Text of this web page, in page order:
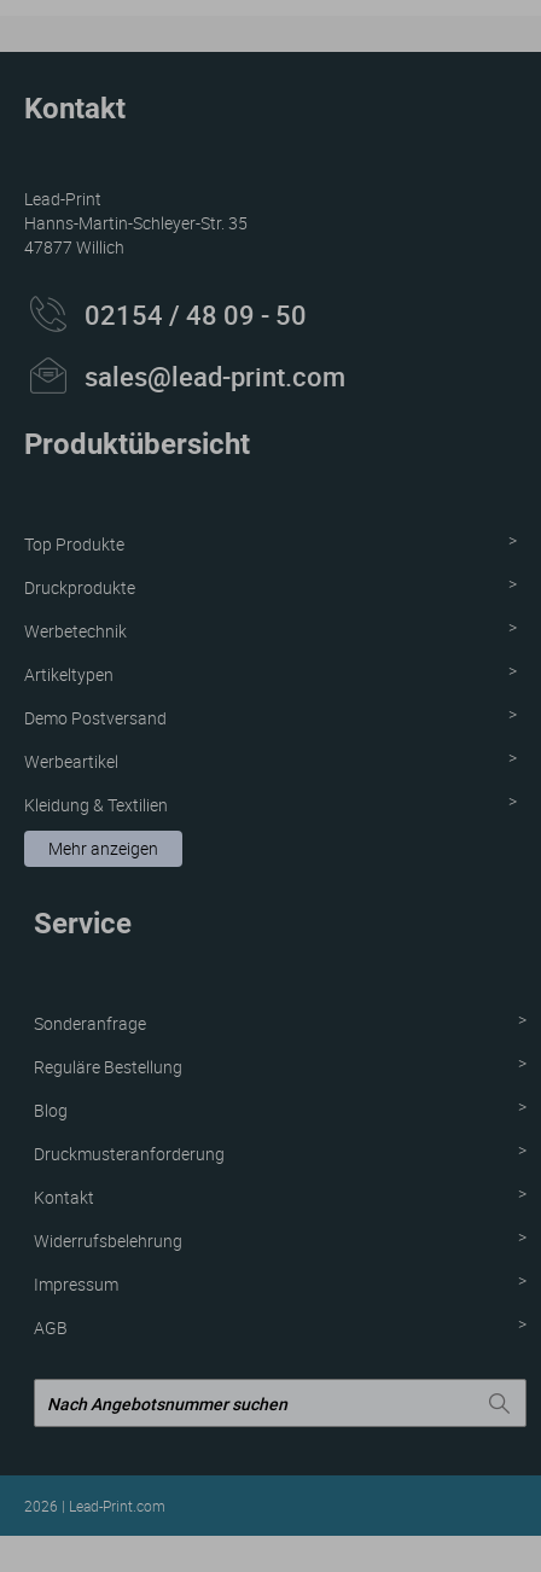
Kontakt
Lead-Print
Hanns-Martin-Schleyer-Str. 35
47877 Willich
02154 / 48 09 - 50
sales@lead-print.com
Produktübersicht
Top Produkte
Druckprodukte
Werbetechnik
Artikeltypen
Demo Postversand
Werbeartikel
Kleidung & Textilien
Aufkleber & Etiketten
Verpackungen
Mehr anzeigen
Service
Sonderanfrage
Reguläre Bestellung
Blog
Druckmusteranforderung
Kontakt
Widerrufsbelehrung
Impressum
AGB
2026 | Lead-Print.com